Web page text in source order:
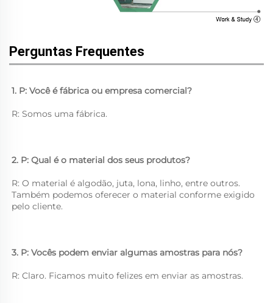
Perguntas Frequentes
1. P: Você é fábrica ou empresa comercial?
R: Somos uma fábrica.
2. P: Qual é o material dos seus produtos?
R: O material é algodão, juta, lona, linho, entre outros.
Também podemos oferecer o material conforme exigido
pelo cliente.
3. P: Vocês podem enviar algumas amostras para nós?
R: Claro. Ficamos muito felizes em enviar as amostras.